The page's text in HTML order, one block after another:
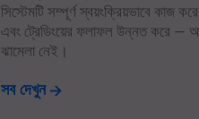
সিস্টেমটি সম্পূর্ণ স্বয়ংক্রিয়ভাবে কাজ
এবং ট্রেডিংয়ের ফলাফল উন্নত করে —
ঝামেলা নেই।
সব দেখুন